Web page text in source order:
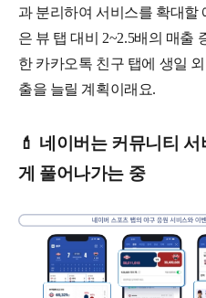
과 분리하여 서비스를 확대할
은 뷰 탭 대비 2~2.5배의 매출
한 카카오톡 친구 탭에 생일
출을 늘릴 계획이래요.
💄 네이버는 커뮤니티 서
게 풀어나가는 중